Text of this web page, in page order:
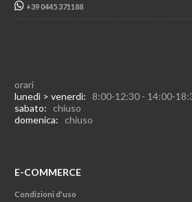
+39 0445 371188
orari
lunedì > venerdì: 8:00-12:30 - 14:00-
sabato: chiuso
domenica: chiuso
E-COMMERCE
Condizioni d'uso